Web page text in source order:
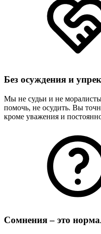
Без осуждения и
Мы не судьи и не
помочь, не осудить. Вы
кроме уважения и
Сомнения – это